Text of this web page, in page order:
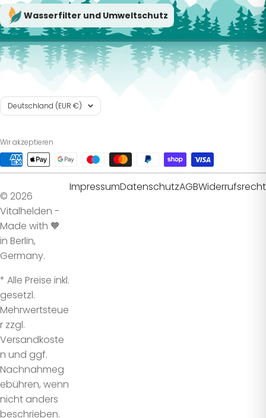
Wasserfilter und Umweltschutz
Land/Region
Deutschland (EUR €)
Wir akzeptieren
© 2026
Vitalhelden -
Made with 🧡
in Berlin,
Germany.
* Alle Preise inkl.
gesetzl.
Mehrwertsteue
r zzgl.
Versandkoste
n und ggf.
Nachnahmeg
ebühren, wenn
nicht anders
beschrieben.
ImpressumDatenschutzAGBWiderrufsrecht